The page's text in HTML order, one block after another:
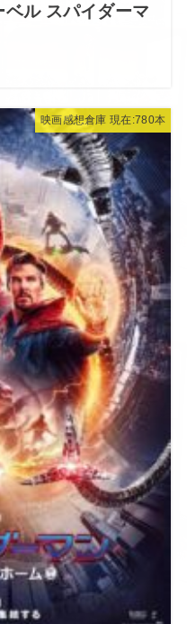
ベル スパイダーマ
映画感想倉庫 現在:780本